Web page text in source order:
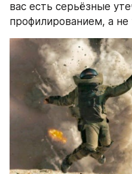
вас есть серьёзные
профилированием, а не